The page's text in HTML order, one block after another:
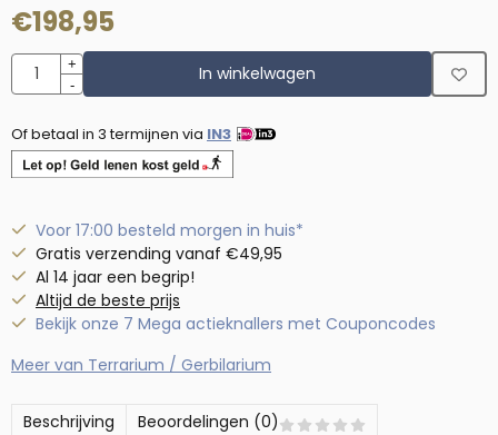
€198,95
Aantal
+
-
In winkelwagen
Of betaal in 3 termijnen via IN3
Voor 17:00 besteld morgen in huis*
Gratis verzending vanaf €49,95
Al 14 jaar een begrip!
Altijd de beste prijs
Bekijk onze 7 Mega actieknallers met Couponcodes
Meer van Terrarium / Gerbilarium
Beschrijving Beoordelingen (0)